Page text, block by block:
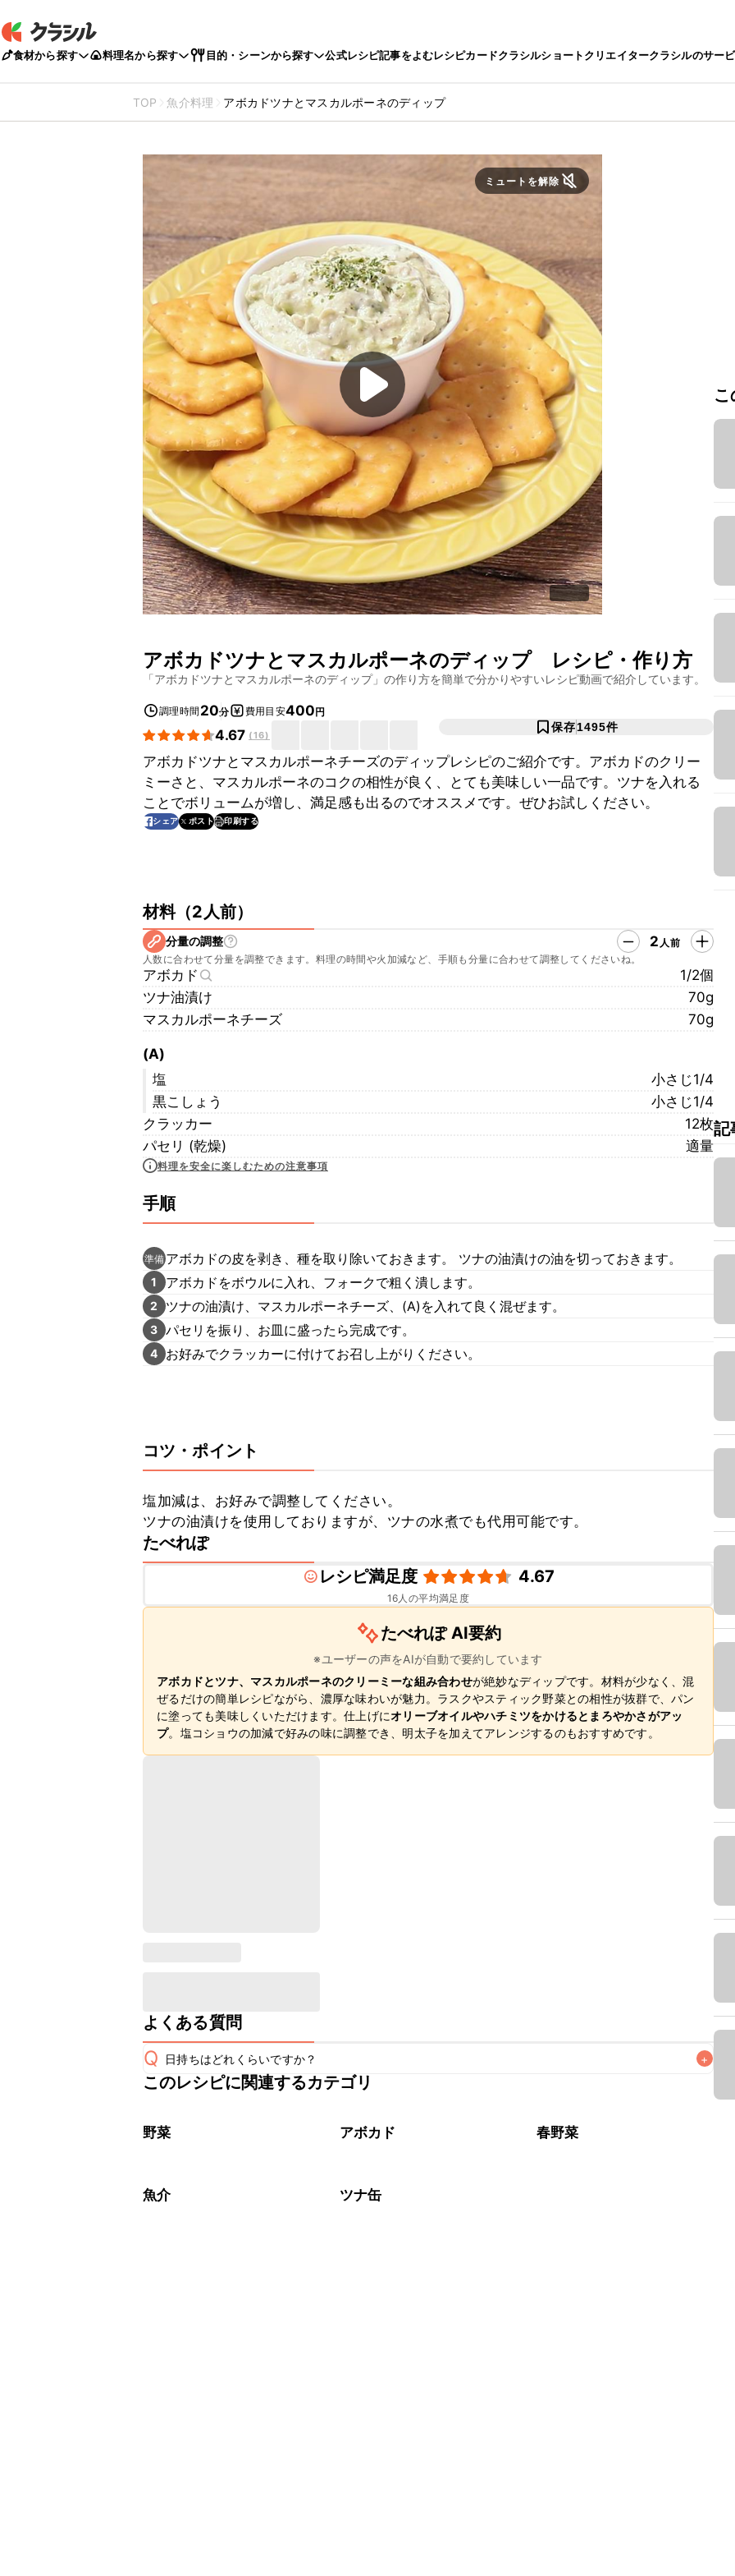
食材から探す 料理名から探す 目的・シーンから探す 公式レシピ記事をよむレシピカードクラシルショートクリエイタークラシルのサー
TOP 魚介料理 アボカドツナとマスカルポーネのディップ
ミュートを解除
アボカドツナとマスカルポーネのディップレシピ・作り方
「アボカドツナとマスカルポーネのディップ」の作り方を簡単で分かりやすいレシピ動画で紹介しています。
調理時間 20分 費用目安400円
4.67 (16)
保存1495件
アボカドツナとマスカルポーネチーズのディップレシピのご紹介です。アボカドのクリー
ミーさと、マスカルポーネのコクの相性が良く、とても美味しい一品です。ツナを入れる
ことでボリュームが増し、満足感も出るのでオススメです。ぜひお試しください。
シェア ポスト 印刷する
材料（2人前）
分量の調整 2 人前
人数に合わせて分量を調整できます。料理の時間や火加減など、手順も分量に合わせて調整してくださいね。
アボカド
1/2個
ツナ油漬け
70g
マスカルポーネチーズ
70g
(A)
塩
小さじ1/4
黒こしょう
小さじ1/4
クラッカー
12枚
パセリ (乾燥)
適量
料理を安全に楽しむための注意事項
手順
準備アボカドの皮を剥き、種を取り除いておきます。 ツナの油漬けの油を切っておきます。
1 アボカドをボウルに入れ、フォークで粗く潰します。
2 ツナの油漬け、マスカルポーネチーズ、(A)を入れて良く混ぜます。
3 パセリを振り、お皿に盛ったら完成です。
4 お好みでクラッカーに付けてお召し上がりください。
コツ・ポイント
塩加減は、お好みで調整してください。
ツナの油漬けを使用しておりますが、ツナの水煮でも代用可能です。
たべれぽ
レシピ満足度
4.67
16人の平均満足度
たべれぽ AI要約
※ユーザーの声をAIが自動で要約しています
アボカドとツナ、マスカルポーネのクリーミーな組み合わせが絶妙なディップです。材料が少なく、混
ぜるだけの簡単レシピながら、濃厚な味わいが魅力。ラスクやスティック野菜との相性が抜群で、パン
に塗っても美味しくいただけます。仕上げにオリーブオイルやハチミツをかけるとまろやかさがアッ
プ。塩コショウの加減で好みの味に調整でき、明太子を加えてアレンジするのもおすすめです。
よくある質問
Q 日持ちはどれくらいですか？ +
保存期間は冷蔵で当日中が目安です。なるべくお早めにお召し上がりください。
※日持ちは目安です。
このレシピに関連するカテゴリ
野菜 アボカド 春野菜
魚介 ツナ缶
記